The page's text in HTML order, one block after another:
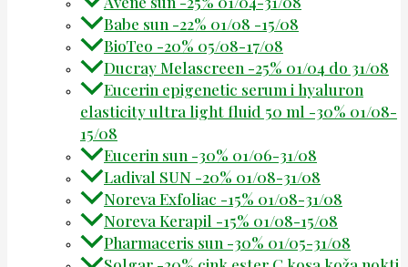
Babe sun -22% 01/08 -15/08
BioTeo -20% 05/08-17/08
Ducray Melascreen -25% 01/04 do 31/08
Eucerin epigenetic serum i hyaluron
elasticity ultra light fluid 50 ml -30% 01/08-
15/08
Eucerin sun -30% 01/06-31/08
Ladival SUN -20% 01/08-31/08
Noreva Exfoliac -15% 01/08-31/08
Noreva Kerapil -15% 01/08-15/08
Pharmaceris sun -30% 01/05-31/08